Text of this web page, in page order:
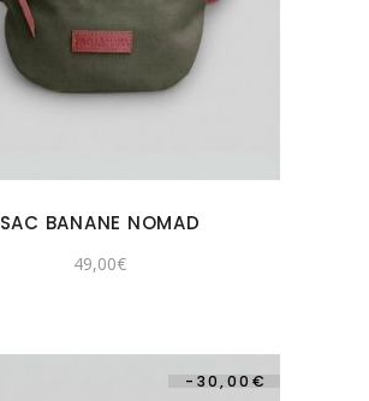
SAC BANANE NOMAD
49,00€
- 30,00€